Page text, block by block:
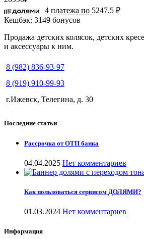
4 платежа по 5247.5 ₽
Кешбэк: 3149 бонусов
Продажа детских колясок, детских
и аксессуары к ним.
8 (982) 836-93-97
8 (919) 910-99-93
г.Ижевск, Телегина, д. 30
Последние статьи
Рассрочка от ОТП банка
04.04.2025 Нет комментариев
Как пользоваться сервисом ДОЛЯМИ?
01.03.2024 Нет комментариев
Информация